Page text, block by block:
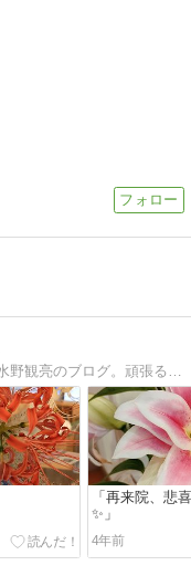
尼僧で鍼灸師の〈鍼うつ尼さん〉こと水野観亮のブログ。頑張るあなたの心と身体に寄り添い、様々な健康と美容のお悩み解消に日々奮闘中。鍼灸の技術、東洋医学の理論、仏教の智慧を胸に、健康・美容・仏教などのお役立ち情報や、日常の徒然を発信しています。
「再来院、悲
✨」
4年前